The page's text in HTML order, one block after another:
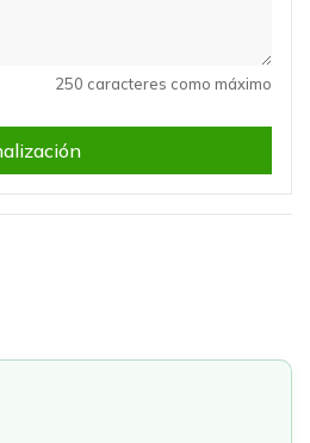
250 caracteres como máximo